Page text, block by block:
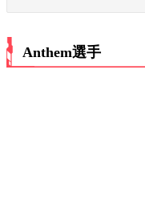
Anthem選手